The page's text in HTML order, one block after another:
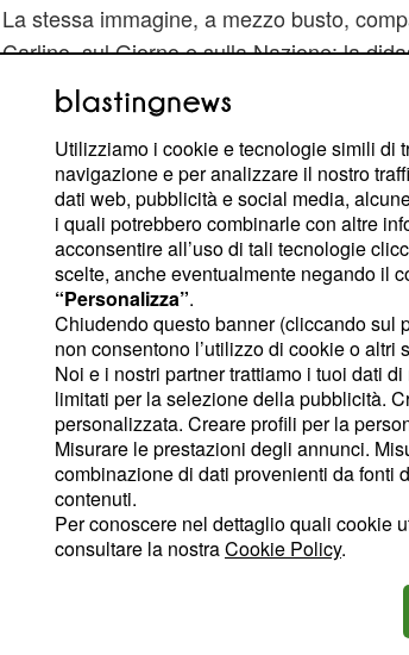
La stessa immagine, a mezzo busto,
Carlino,sul Giorno e sulla Nazione: la
allegoricamente al dito puntato verso il
che dice al Papa sorridente: "Siamo nelle
L’emblematica foto è trattata
Didascalia: "Napolitano al Papa: clima
sotto è accostata un’altra didascalia
attacca ma il Colle sta a guardare”.
Il Secolo XIX sceglie la foto di Francesco
scende dall’auto personale e informa: "Il
Colle per parlare di povertà”.
Utilizziamo i cookie e tecnologie simili di
navigazione e per analizzare il nostro
dati web, pubblicità e social media,
i quali potrebbero combinarle con altre
acconsentire all’uso di tali tecnologie
scelte, anche eventualmente negando il
“Personalizza”.
Chiudendo questo banner (cliccando sul
non consentono l’utilizzo di cookie o
Noi e i nostri partner trattiamo i tuoi dati
limitati per la selezione della pubblicità.
personalizzata. Creare profili per la
Misurare le prestazioni degli annunci.
combinazione di dati provenienti da fonti
contenuti.
Per conoscere nel dettaglio quali cookie
consultare la nostraCookie Policy.